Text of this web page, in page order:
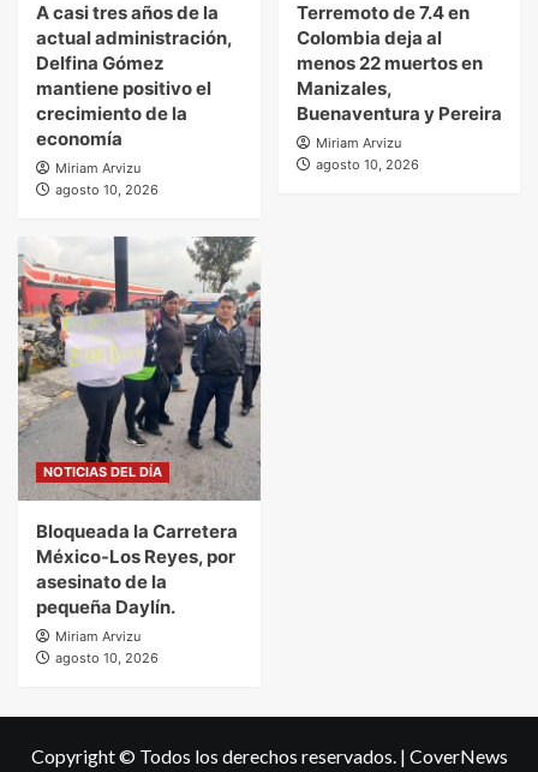
A casi tres años de la
actual administración,
Delfina Gómez
mantiene positivo el
crecimiento de la
economía
Miriam Arvizu
agosto 10, 2026
Terremoto de 7.4 en
Colombia deja al
menos 22 muertos en
Manizales,
Buenaventura y Pereira
Miriam Arvizu
agosto 10, 2026
NOTICIAS DEL DÍA
Bloqueada la Carretera
México-Los Reyes, por
asesinato de la
pequeña Daylín.
Miriam Arvizu
agosto 10, 2026
Copyright © Todos los derechos reservados. | CoverNews